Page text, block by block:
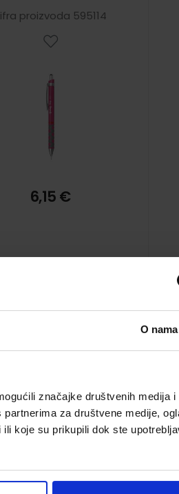
O nama
značajke društvenih medija i
za društvene medije,
koje su prikupili dok ste
proizvoda 595114
6,15 €